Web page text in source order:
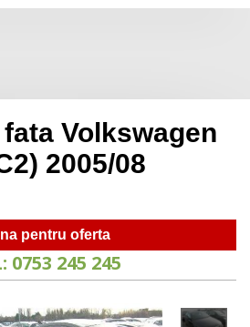
Volkswagen
2005/08
pentru oferta
0753 245 245